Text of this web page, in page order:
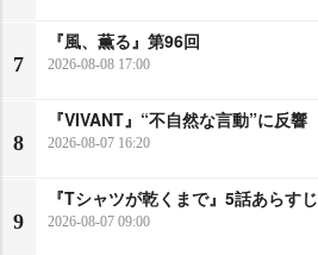
7
『風、薫る』第96回
2026-08-08 17:00
8
『VIVANT』“不自然な言動”に反響
2026-08-07 16:20
9
『Tシャツが乾くまで』5話あらすじ
2026-08-07 09:00